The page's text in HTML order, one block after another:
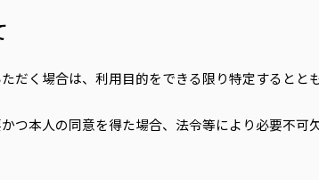
だく場合は、利用目的をできる限り特定するとと
つ本人の同意を得た場合、法令等により必要不可